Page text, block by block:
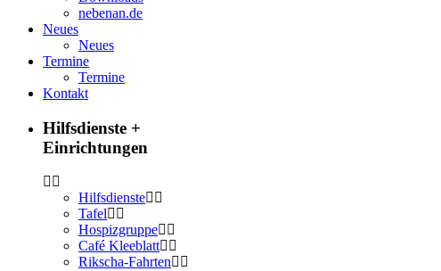
nebenan.de
Neues
Neues
Termine
Termine
Kontakt
Hilfsdienste +
Einrichtungen
Hilfsdienste
Tafel
Hospizgruppe
Café Kleeblatt
Rikscha-Fahrten